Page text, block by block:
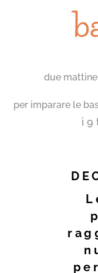
due
per imparare le
i 9